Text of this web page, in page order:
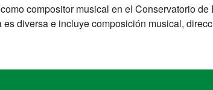
compositor musical en el Conservatorio
diversa e incluye composición musical,